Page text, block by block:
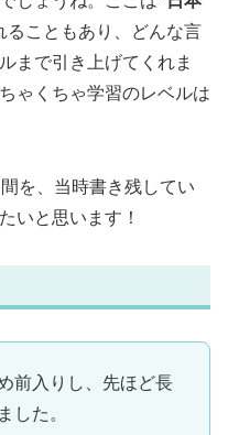
ることもあり、どんな言
まで引き上げてくれま
ゃくちゃ学習のレベルは
を、当時書き残してい
いと思います！
前入りし、先ほど長
した。